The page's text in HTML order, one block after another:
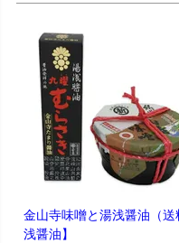
金山寺味噌と湯浅醤油（
浅醤油】